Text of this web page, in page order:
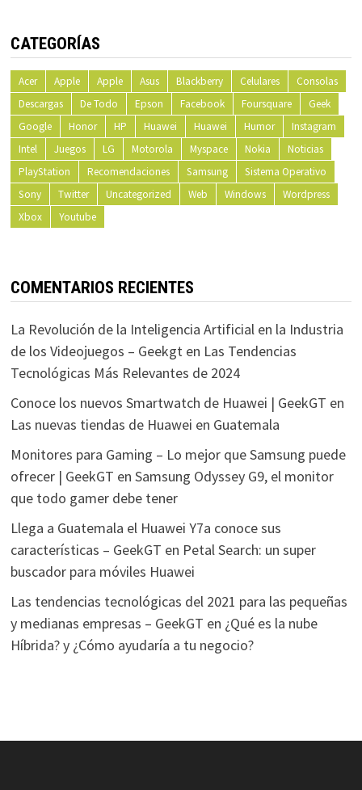
CATEGORÍAS
Acer Apple Apple Asus Blackberry Celulares
Consolas
Descargas
De Todo Epson Facebook Foursquare
Geek
Google
Honor HP Huawei Huawei Humor
Instagram
Intel
Juegos LG Motorola Myspace Nokia
Noticias
PlayStation
Recomendaciones Samsung
Sistema Operativo
Sony
Twitter Uncategorized Web Windows
Wordpress
Xbox
Youtube
COMENTARIOS RECIENTES
La Revolución de la Inteligencia Artificial en la Industria
de los Videojuegos – Geekgten Las Tendencias
Tecnológicas Más Relevantes de 2024
Conoce los nuevos Smartwatch de Huawei | GeekGT en
Las nuevas tiendas de Huawei en Guatemala
Monitores para Gaming – Lo mejor que Samsung puede
ofrecer | GeekGT en Samsung Odyssey G9, el monitor
que todo gamer debe tener
Llega a Guatemala el Huawei Y7a conoce sus
características – GeekGT en Petal Search: un super
buscador para móviles Huawei
Las tendencias tecnológicas del 2021 para las pequeñas
y medianas empresas – GeekGT en ¿Qué es la nube
Híbrida? y ¿Cómo ayudaría a tu negocio?